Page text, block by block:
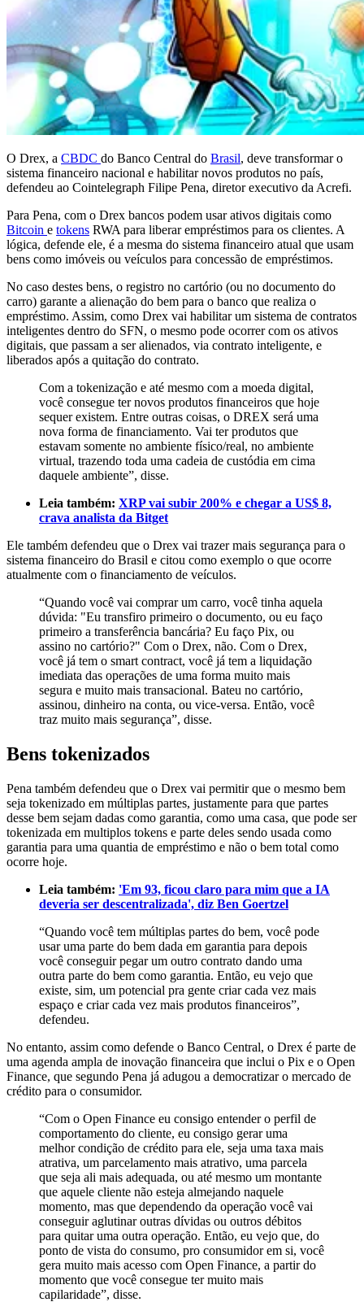
O Drex, a CBDC do Banco Central do Brasil, deve transformar o
sistema financeiro nacional e habilitar novos produtos no país,
defendeu ao Cointelegraph Filipe Pena, diretor executivo da Acrefi.
Para Pena, com o Drex bancos podem usar ativos digitais como
Bitcoin e tokens RWA para liberar empréstimos para os clientes. A
lógica, defende ele, é a mesma do sistema financeiro atual que usam
bens como imóveis ou veículos para concessão de empréstimos.
No caso destes bens, o registro no cartório (ou no documento do
carro) garante a alienação do bem para o banco que realiza o
empréstimo. Assim, como Drex vai habilitar um sistema de contratos
inteligentes dentro do SFN, o mesmo pode ocorrer com os ativos
digitais, que passam a ser alienados, via contrato inteligente, e
liberados após a quitação do contrato.
Com a tokenização e até mesmo com a moeda digital,
você consegue ter novos produtos financeiros que hoje
sequer existem. Entre outras coisas, o DREX será uma
nova forma de financiamento. Vai ter produtos que
estavam somente no ambiente físico/real, no ambiente
virtual, trazendo toda uma cadeia de custódia em cima
daquele ambiente”, disse.
Leia também: XRP vai subir 200% e chegar a US$ 8,
crava analista da Bitget
Ele também defendeu que o Drex vai trazer mais segurança para o
sistema financeiro do Brasil e citou como exemplo o que ocorre
atualmente com o financiamento de veículos.
“Quando você vai comprar um carro, você tinha aquela
dúvida: "Eu transfiro primeiro o documento, ou eu faço
primeiro a transferência bancária? Eu faço Pix, ou
assino no cartório?" Com o Drex, não. Com o Drex,
você já tem o smart contract, você já tem a liquidação
imediata das operações de uma forma muito mais
segura e muito mais transacional. Bateu no cartório,
assinou, dinheiro na conta, ou vice-versa. Então, você
traz muito mais segurança”, disse.
Bens tokenizados
Pena também defendeu que o Drex vai permitir que o mesmo bem
seja tokenizado em múltiplas partes, justamente para que partes
desse bem sejam dadas como garantia, como uma casa, que pode ser
tokenizada em multiplos tokens e parte deles sendo usada como
garantia para uma quantia de empréstimo e não o bem total como
ocorre hoje.
Leia também: 'Em 93, ficou claro para mim que a IA
deveria ser descentralizada', diz Ben Goertzel
“Quando você tem múltiplas partes do bem, você pode
usar uma parte do bem dada em garantia para depois
você conseguir pegar um outro contrato dando uma
outra parte do bem como garantia. Então, eu vejo que
existe, sim, um potencial pra gente criar cada vez mais
espaço e criar cada vez mais produtos financeiros”,
defendeu.
No entanto, assim como defende o Banco Central, o Drex é parte de
uma agenda ampla de inovação financeira que inclui o Pix e o Open
Finance, que segundo Pena já adugou a democratizar o mercado de
crédito para o consumidor.
“Com o Open Finance eu consigo entender o perfil de
comportamento do cliente, eu consigo gerar uma
melhor condição de crédito para ele, seja uma taxa mais
atrativa, um parcelamento mais atrativo, uma parcela
que seja ali mais adequada, ou até mesmo um montante
que aquele cliente não esteja almejando naquele
momento, mas que dependendo da operação você vai
conseguir aglutinar outras dívidas ou outros débitos
para quitar uma outra operação. Então, eu vejo que, do
ponto de vista do consumo, pro consumidor em si, você
gera muito mais acesso com Open Finance, a partir do
momento que você consegue ter muito mais
capilaridade”, disse.